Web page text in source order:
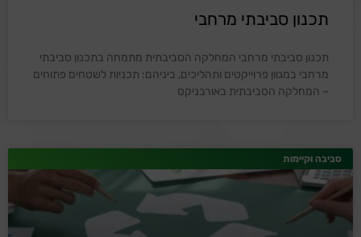
תכנון סביבתי מרחבי
תכנון סביבתי מרחבי המחלקה הסביבתית מתמחה בתכנון סביבתי
מרחבי במגוון פרוייקטים ותהליכים, ביניהם: תכניות לשטחים פתוחים
– המחלקה הסביבתית באורבניקס
סביבה וקיימות